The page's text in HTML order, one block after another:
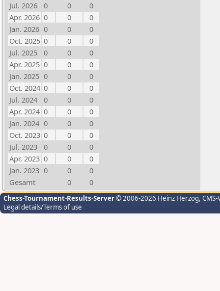
Jul. 2026
0 0
0
Apr. 2026 0 0
0
Jan. 2026 0 0
0
Oct. 2025 0 0
0
Jul. 2025
0 0
0
Apr. 2025 0 0
0
Jan. 2025 0 0
0
Oct. 2024 0 0
0
Jul. 2024
0 0
0
Apr. 2024 0 0
0
Jan. 2024 0 0
0
Oct. 2023 0 0
0
Jul. 2023
0 0
0
Apr. 2023 0 0
0
Jan. 2023 0 0
0
Gesamt
0 0
Chess-Tournament-Results-Server© 2006-2026 Heinz Herzog,
Legal details/Terms of use